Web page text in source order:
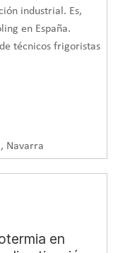
industrial. Es,
en España.
técnicos frigoristas
Navarra
en